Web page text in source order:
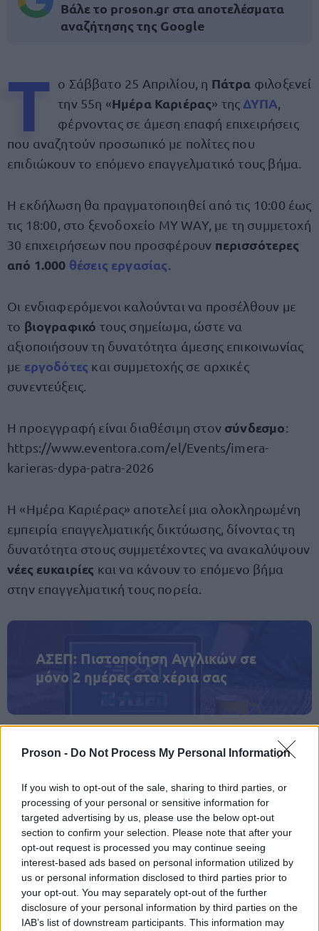
Proson - Do Not Process My Personal Information
If you wish to opt-out of the sale, sharing to third parties, or
processing of your personal or sensitive information for
targeted advertising by us, please use the below opt-out
section to confirm your selection. Please note that after your
opt-out request is processed you may continue seeing
interest-based ads based on personal information utilized by
us or personal information disclosed to third parties prior to
your opt-out. You may separately opt-out of the further
disclosure of your personal information by third parties on the
IAB’s list of downstream participants. This information may
Βάλε το proson.gr στα αποτελέσματα
αναζήτησης της Google
Τ ο Σάββατο 25 Απριλίου, η Πάτρα φιλοξενεί
την 55η «Ημέρα Καριέρας» της ΔΥΠΑ
φέρνοντας σε άμεση επαφή επιχειρήσεις
που αναζητούν προσωπικό με πολίτες που
επιδιώκουν το επόμενο επαγγελματικό τους βήμα.
Η εκδήλωση θα πραγματοποιηθεί από τις 10:00 έως
τις 18:00, στο ξενοδοχείο MY WAY, με τη συμμετοχή
30 επιχειρήσεων που προσφέρουν περισσότερες
από 1.000 θέσεις εργασίας
Οι ενδιαφερόμενοι καλούνται να προσέλθουν με
το βιογραφικό τους σημείωμα, ώστε να
αξιοποιήσουν τη δυνατότητα άμεσης επικοινωνίας
με εργοδότες και συμμετοχής σε αρχικές
συνεντεύξεις.
Η προεγγραφή είναι διαθέσιμη στον σύνδεσμο:
https://www.eventora.com/el/Events/imera-
karieras-dypa-patra-2026
Η «Ημέρα Καριέρας» αποτελεί μια ολοκληρωμένη
εμπειρία επαγγελματικής δικτύωσης, δίνοντας τη
δυνατότητα στους συμμετέχοντες να ανακαλύψουν
νέες ευκαιρίες και να κάνουν το επόμενο βήμα
στην επαγγελματική τους πορεία.
ΑΣΕΠ: Πιστοποίηση Αγγλικών σε
μόνο 2 ημέρες στα χέρια σας
ΑΣΕΠ: Εξ αποστάσεως η πιο Εύκολη
Πιστοποίηση Υπολογιστών σε 2
μέρες
Μάθε πρώτος όλες τις σημαντικές
ειδήσεις.